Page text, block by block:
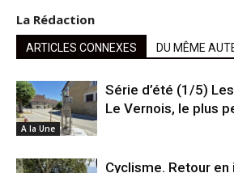
La Rédaction
ARTICLES CONNEXES DU MÊME
A la Une
Série d’été (1/5)
Le Vernois, le plus
Cyclisme. Retour